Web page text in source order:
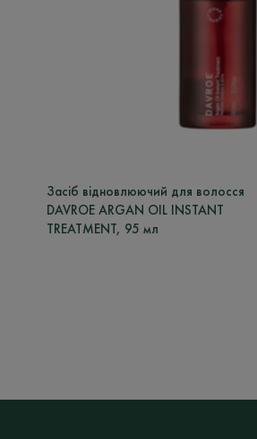
Засіб відновлюючий для волосся
DAVROE ARGAN OIL INSTANT
TREATMENT, 95 мл